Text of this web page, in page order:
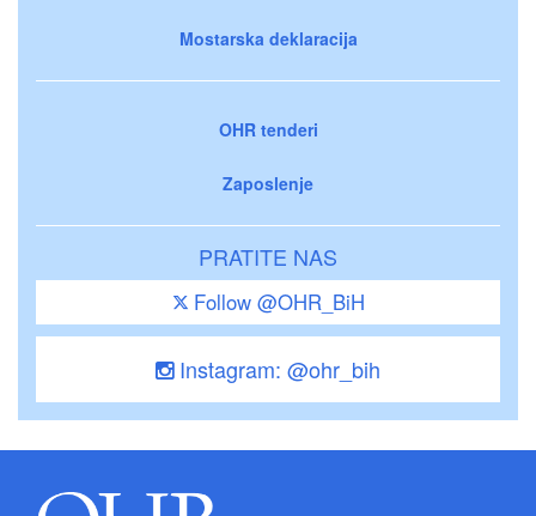
Mostarska deklaracija
OHR tenderi
Zaposlenje
PRATITE NAS
Follow @OHR_BiH
Instagram: @ohr_bih